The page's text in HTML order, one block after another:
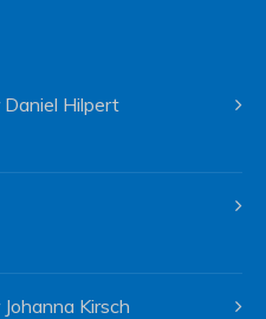
Hilpert
Kirsch